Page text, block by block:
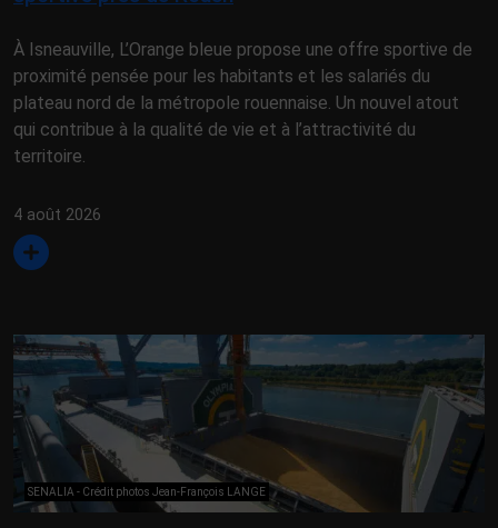
À Isneauville, L’Orange bleue propose une offre sportive de
proximité pensée pour les habitants et les salariés du
plateau nord de la métropole rouennaise. Un nouvel atout
qui contribue à la qualité de vie et à l’attractivité du
territoire.
4 août 2026
SENALIA - Crédit photos Jean-François LANGE